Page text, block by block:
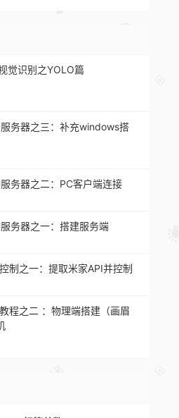
觉识别之YOLO篇
务器之三：补充windows搭
务器之二：PC客户端连接
务器之一：搭建服务端
制之一：提取米家API并控制
程之二 ：物理端搭建（画眉